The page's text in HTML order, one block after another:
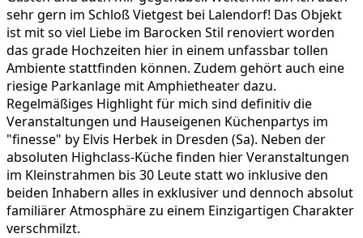
sehr gern im Schloß Vietgest bei Lalendorf! Das Objekt
ist mit so viel Liebe im Barocken Stil renoviert worden
das grade Hochzeiten hier in einem unfassbar tollen
Ambiente stattfinden können. Zudem gehört auch eine
riesige Parkanlage mit Amphietheater dazu.
Regelmäßiges Highlight für mich sind definitiv die
Veranstaltungen und Hauseigenen Küchenpartys im
"finesse" by Elvis Herbek in Dresden (Sa). Neben der
absoluten Highclass-Küche finden hier Veranstaltungen
im Kleinstrahmen bis 30 Leute statt wo inklusive den
beiden Inhabern alles in exklusiver und dennoch absolut
familiärer Atmosphäre zu einem Einzigartigen Charakter
verschmilzt.